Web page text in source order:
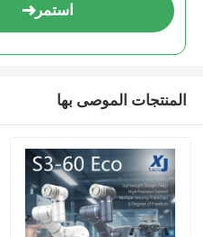
استمر
المنتجات الموصى بها